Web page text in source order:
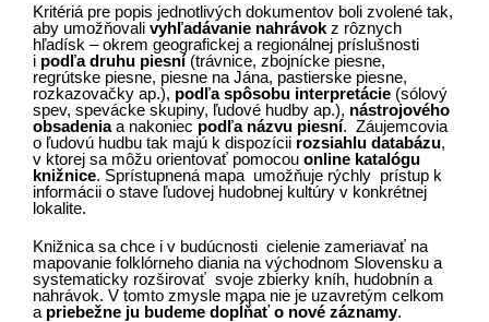
Kritériá pre popis jednotlivých dokumentov boli zvolené tak,
aby umožňovali vyhľadávanie nahrávok z rôznych
hľadísk – okrem geografickej a regionálnej príslušnosti
i podľa druhu piesní(trávnice, zbojnícke piesne,
regrútske piesne, piesne na Jána, pastierske piesne,
rozkazovačky ap.), podľa spôsobu interpretácie (sólový
spev, spevácke skupiny, ľudové hudby ap.), nástrojového
obsadeniaa nakoniec podľa názvu piesní. Záujemcovia
o ľudovú hudbu tak majú k dispozícii rozsiahlu databázu,
v ktorej sa môžu orientovať pomocou online katalógu
knižnice. Sprístupnená mapa umožňuje rýchly prístup k
informácii o stave ľudovej hudobnej kultúry v konkrétnej
lokalite.
Knižnica sa chce i v budúcnosti cielenie zameriavať na
mapovanie folklórneho diania na východnom Slovensku a
systematicky rozširovať svoje zbierky kníh, hudobnín a
nahrávok. V tomto zmysle mapa nie je uzavretým celkom
a priebežne ju budeme dopĺňať o nové záznamy.